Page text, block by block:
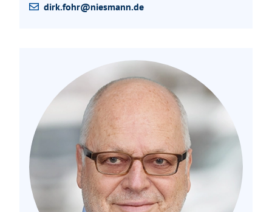
dirk.fohr@niesmann.de